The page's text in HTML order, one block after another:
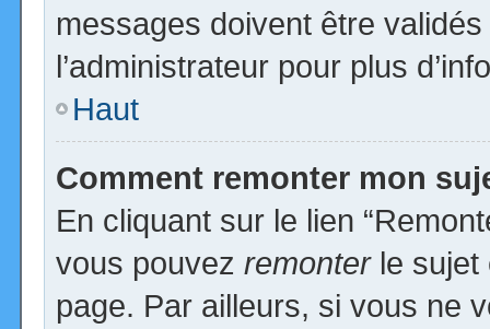
messages doivent être
l’administrateur pour plus
Haut
Comment remonter mon
En cliquant sur le lien
vous pouvez remonterle sujet
page. Par ailleurs, si vous ne